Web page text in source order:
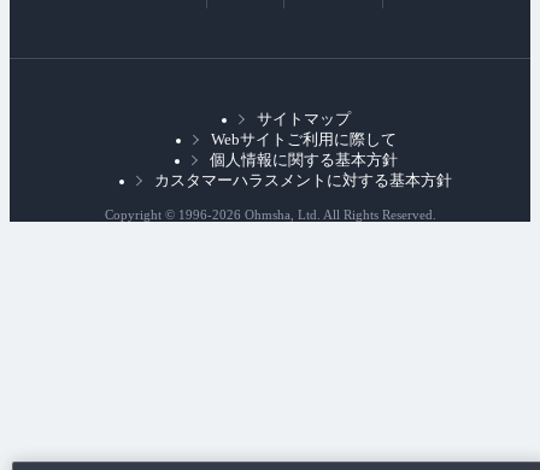
部
ン
サイトマップ
Webサイトご利用に際して
個人情報に関する基本方針
カスタマーハラスメントに対する基本方針
Copyright © 1996-2026 Ohmsha, Ltd. All Rights Reserved.